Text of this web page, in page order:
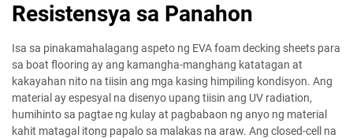
Resistensya sa Panahon
Isa sa pinakamahalagang aspeto ng EVA foam decking sheets para
sa boat flooring ay ang kamangha-manghang katatagan at
kakayahan nito na tiisin ang mga kasing himpiling kondisyon. Ang
material ay espesyal na disenyo upang tiisin ang UV radiation,
humihinto sa pagtae ng kulay at pagbabaon ng anyo ng material
kahit matagal itong papalo sa malakas na araw. Ang closed-cell na